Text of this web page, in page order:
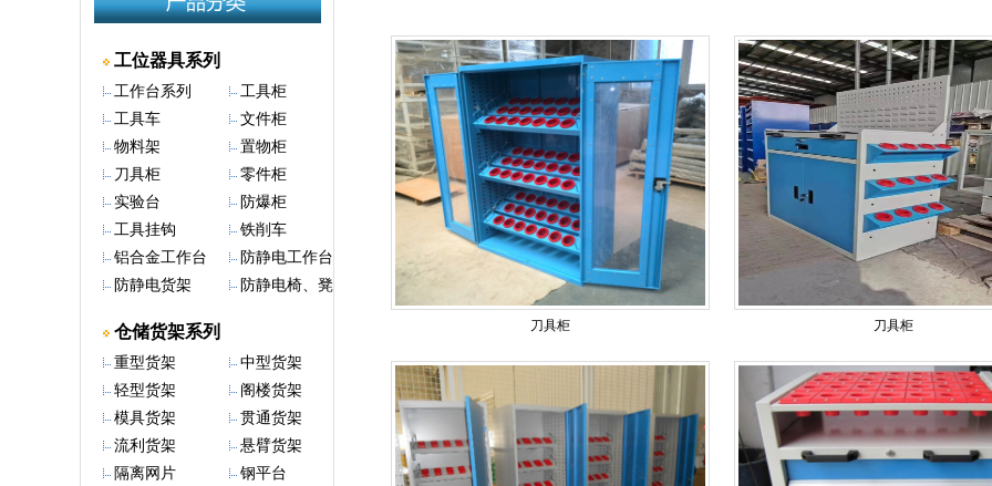
工位器具系列
工作台系列
工具柜
工具车
文件柜
物料架
置物柜
刀具柜
零件柜
实验台
防爆柜
工具挂钩
铁削车
铝合金工作台
防静电工作台
防静电货架
防静电椅、凳
仓储货架系列
重型货架
中型货架
轻型货架
阁楼货架
模具货架
贯通货架
流利货架
悬臂货架
隔离网片
钢平台
刀具柜 刀具柜